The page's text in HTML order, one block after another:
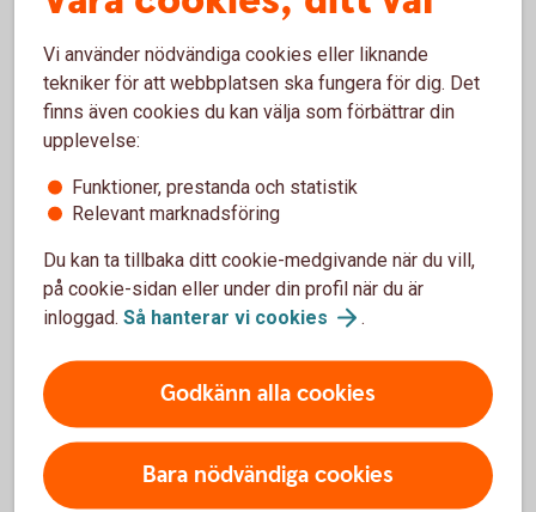
(sva.se)
Som lantbrukare är du van att hantera olika typer av
störningar. Du är beredd på det som avviker. Men oavsett
anar den. Det är just det som är en kris – allt annat är bara
en förberedd svacka i verksamheten.
Dubbel nytta av beredskapen
Kanske kan du i ditt arbete med att öka motståndskraften i
ditt företag slå två flugor i en smäll och även se över hur du
kan minska resursförbrukningen. Det kan till exempel
handla om att investera i förnybar energi och batterilagring,
bygga system för recirkulering av vatten eller
värmeåtervinning från ventilation, mjölkkylning eller
Vi använder nödvändiga cookies eller liknande
tekniker för att webbplatsen ska fungera för dig. Det
finns även cookies du kan välja som förbättrar din
upplevelse:
Funktioner, prestanda och statistik
Relevant marknadsföring
Du kan ta tillbaka ditt cookie-medgivande när du vill,
på cookie-sidan eller under din profil när du är
inloggad. Så hanterar vi cookies .
Godkänn alla cookies
Bara nödvändiga cookies